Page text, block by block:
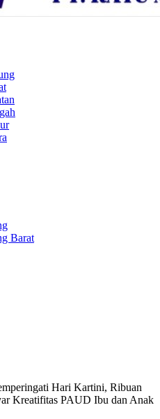
Barat
Hari Kartini, Ribuan
Kreatifitas PAUD Ibu dan Anak